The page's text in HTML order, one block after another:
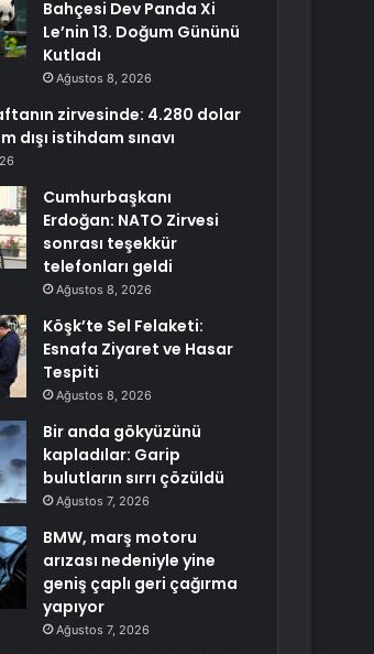
Bahçesi Dev Panda Xi
Le’nin 13. Doğum Gününü
Kutladı
Ağustos 8, 2026
zirvesinde: 4.280 dolar
dışı istihdam sınavı
Cumhurbaşkanı
Erdoğan: NATO Zirvesi
sonrası teşekkür
telefonları geldi
Ağustos 8, 2026
Köşk’te Sel Felaketi:
Esnafa Ziyaret ve Hasar
Tespiti
Ağustos 8, 2026
Bir anda gökyüzünü
kapladılar: Garip
bulutların sırrı çözüldü
Ağustos 7, 2026
BMW, marş motoru
arızası nedeniyle yine
geniş çaplı geri çağırma
yapıyor
Ağustos 7, 2026